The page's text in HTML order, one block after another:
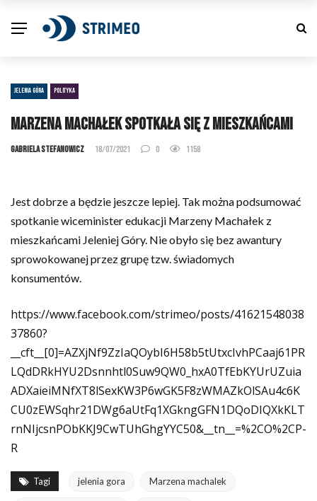
JELENIA GÓRA POLITYKA
Marzena Machałek spotkała się z mieszkańcami
Gabriela Stefanowicz 18/07/2021 0 1158
Jest dobrze a będzie jeszcze lepiej. Tak można podsumować
spotkanie wiceminister edukacji Marzeny Machałek z
mieszkańcami Jeleniej Góry. Nie obyło się bez awantury
sprowokowanej przez grupę tzw. świadomych
konsumentów.
https://www.facebook.com/strimeo/posts/41621548038
37860?
__cft__[0]=AZXjNf9ZzIaQOybI6H58b5tUtxcIvhPCaaj61PR
LQdDRkHYU2Dsnnhtl0Suw9QW0_hxA0TfEbKYUrUZuia
ADXaieiMNfXT8lSexKW3P6wGK5F8zWMAZkOlSAu4c6K
CU0zEWSqhr21DWg6aUtFq1XGkngGFN1DQoDIQXkKLT
rnNIjcsnPObKKJ9CwTUhGhgYYC50&__tn__=%2CO%2CP-
R
Tagi jelenia gora Marzena machalek